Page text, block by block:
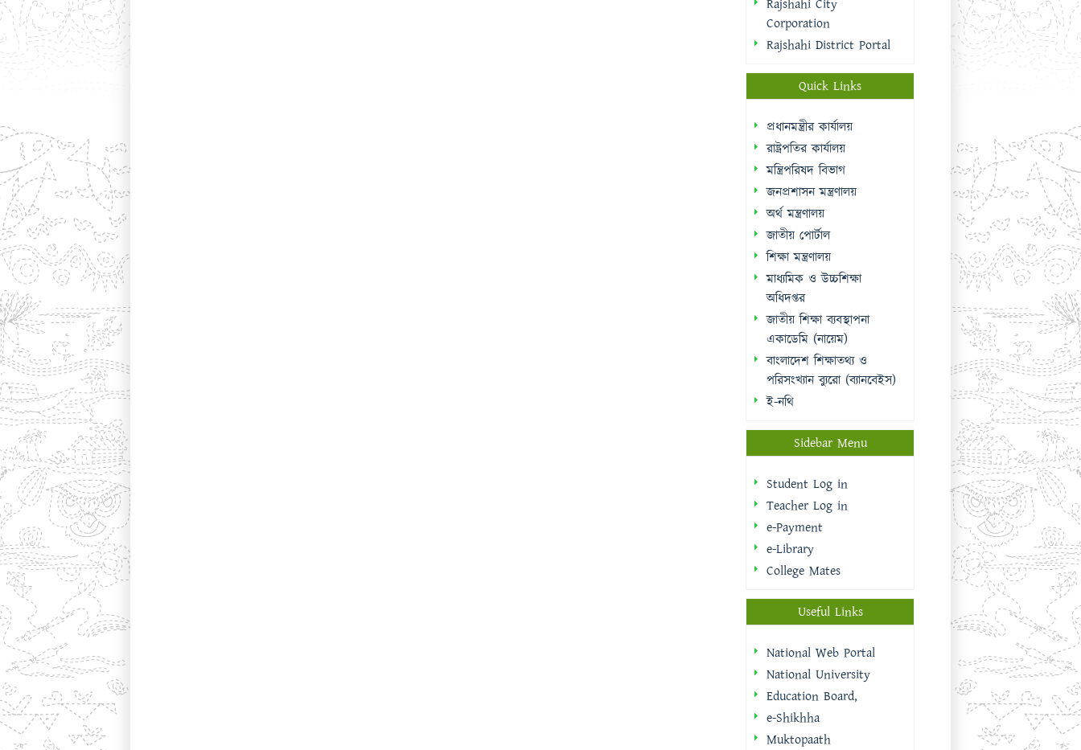
রাষ্ট্রপতির কার্যালয়
মন্ত্রিপরিষদ বিভাগ
অর্থ মন্ত্রণালয়
শিক্ষা মন্ত্রণালয়
মাধ্যমিক ও উচ্চশিক্ষা
অধিদপ্তর
জাতীয় শিক্ষা ব্যবস্থাপনা
একাডেমি (নায়েম)
বাংলাদেশ শিক্ষাতথ্য ও
পরিসংখ্যান ব্যুরো (ব্যানবেইস)
ই-নথি
Sidebar Menu
Student Log in
Teacher Log in
e-Payment
College Mates
Useful Links
National Web Portal
National University
Education Board,
Muktopaath
eksheba
EMIS | DSHE
Integrated Budget And
Accounting System
IBAS++ Version Selector